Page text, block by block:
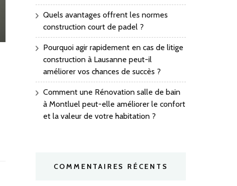
Quels avantages offrent les normes
construction court de padel ?
Pourquoi agir rapidement en cas de litige
construction à Lausanne peut-il
améliorer vos chances de succès ?
Comment une Rénovation salle de bain
à Montluel peut-elle améliorer le confort
et la valeur de votre habitation ?
COMMENTAIRES RÉCENTS